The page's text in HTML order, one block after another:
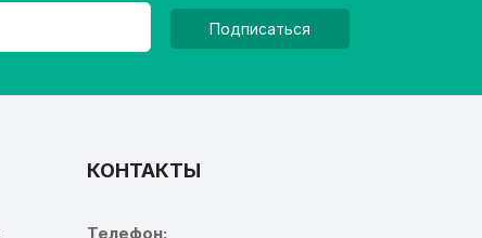
Подписаться
КОНТАКТЫ
Телефон: